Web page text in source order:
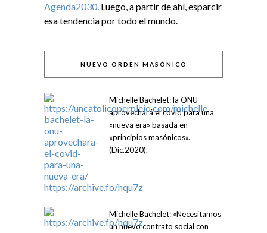
Agenda2030. Luego, a partir de ahí, esparcir
esa tendencia por todo el mundo.
NUEVO ORDEN MASÓNICO
Michelle Bachelet: la ONU
aprovechará el covid para una
«nueva era» basada en
«principios masónicos».
(Dic.2020).
Michelle Bachelet: «Necesitamos
un nuevo contrato social con